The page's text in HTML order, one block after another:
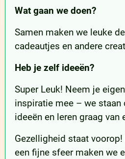
Wat gaan we doen?
Samen maken we leuke
cadeautjes en andere
Heb je zelf ideeën?
Super Leuk! Neem je
inspiratie mee – we staan
ideeën en leren graag van
Gezelligheid staat
een fijne sfeer maken we